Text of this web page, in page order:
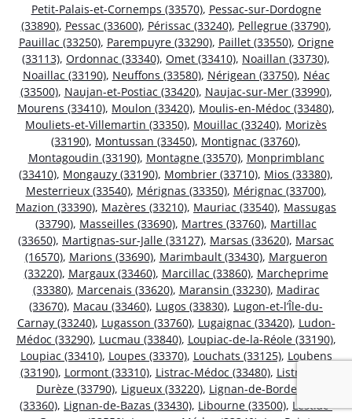
Petit-Palais-et-Cornemps (33570), Pessac-sur-Dordogne
(33890), Pessac (33600), Périssac (33240), Pellegrue (33790),
Pauillac (33250), Parempuyre (33290), Paillet (33550), Origne
(33113), Ordonnac (33340), Omet (33410), Noaillan (33730),
Noaillac (33190), Neuffons (33580), Nérigean (33750), Néac
(33500), Naujan-et-Postiac (33420), Naujac-sur-Mer (33990),
Mourens (33410), Moulon (33420), Moulis-en-Médoc (33480),
Mouliets-et-Villemartin (33350), Mouillac (33240), Morizès
(33190), Montussan (33450), Montignac (33760),
Montagoudin (33190), Montagne (33570), Monprimblanc
(33410), Mongauzy (33190), Mombrier (33710), Mios (33380),
Mesterrieux (33540), Mérignas (33350), Mérignac (33700),
Mazion (33390), Mazères (33210), Mauriac (33540), Massugas
(33790), Masseilles (33690), Martres (33760), Martillac
(33650), Martignas-sur-Jalle (33127), Marsas (33620), Marsac
(16570), Marions (33690), Marimbault (33430), Margueron
(33220), Margaux (33460), Marcillac (33860), Marcheprime
(33380), Marcenais (33620), Maransin (33230), Madirac
(33670), Macau (33460), Lugos (33830), Lugon-et-l’Île-du-
Carnay (33240), Lugasson (33760), Lugaignac (33420), Ludon-
Médoc (33290), Lucmau (33840), Loupiac-de-la-Réole (33190),
Loupiac (33410), Loupes (33370), Louchats (33125), Loubens
(33190), Lormont (33310), Listrac-Médoc (33480), Listrac-de-
Durèze (33790), Ligueux (33220), Lignan-de-Bordeaux
(33360), Lignan-de-Bazas (33430), Libourne (33500), Lestiac-